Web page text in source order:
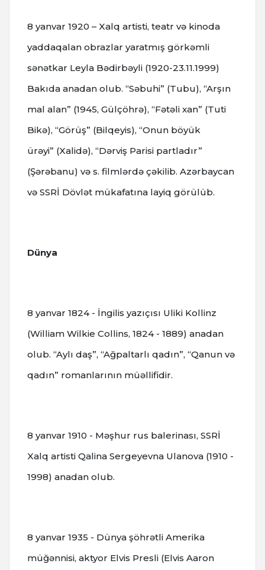
8 yanvar 1920 – Xalq artisti, teatr və kinoda
yaddaqalan obrazlar yaratmış görkəmli
sənətkar Leyla Bədirbəyli (1920-23.11.1999)
Bakıda anadan olub. “Səbuhi” (Tubu), “Arşın
mal alan” (1945, Gülçöhrə), “Fətəli xan” (Tuti
Bikə), “Görüş” (Bilqeyis), “Onun böyük
ürəyi” (Xalidə), “Dərviş Parisi partladır”
(Şərəbanu) və s. filmlərdə çəkilib. Azərbaycan
və SSRİ Dövlət mükafatına layiq görülüb.
Dünya
8 yanvar 1824 - İngilis yazıçısı Uliki Kollinz
(William Wilkie Collins, 1824 - 1889) anadan
olub. “Aylı daş”, “Ağpaltarlı qadın”, “Qanun və
qadın” romanlarının müəllifidir.
8 yanvar 1910 - Məşhur rus balerinası, SSRİ
Xalq artisti Qalina Sergeyevna Ulanova (1910 -
1998) anadan olub.
8 yanvar 1935 - Dünya şöhrətli Amerika
müğənnisi, aktyor Elvis Presli (Elvis Aaron